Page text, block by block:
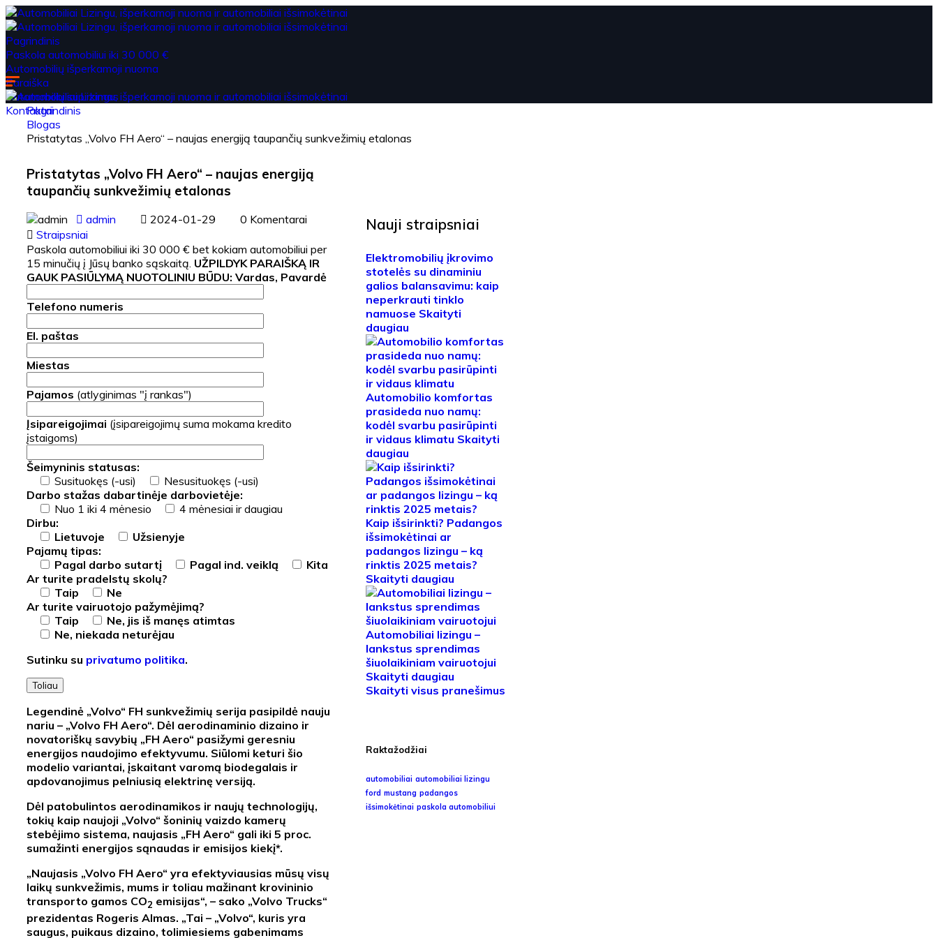
Pagrindinis
Paskola automobiliui iki 30 000 €
Automobilių išperkamoji nuoma
Paraiška
Automobilių supirkimas
Kontaktai
Pagrindinis
Blogas
Pristatytas „Volvo FH Aero“ – naujas energiją taupančių sunkvežimių etalonas
Pristatytas „Volvo FH Aero“ – naujas energiją
taupančių sunkvežimių etalonas
admin 2024-01-29
0 Komentarai
Straipsniai
Paskola automobiliui iki 30 000 € bet kokiam automobiliui per
15 minučių į Jūsų banko sąskaitą. UŽPILDYK PARAIŠKĄ IR
GAUK PASIŪLYMĄ NUOTOLINIU BŪDU: Vardas, Pavardė
Telefono numeris
El. paštas
Miestas
Pajamos (atlyginimas "į rankas")
Įsipareigojimai (įsipareigojimų suma mokama kredito
įstaigoms)
Šeimyninis statusas:
Susituokęs (-usi)
Nesusituokęs (-usi)
Darbo stažas dabartinėje darbovietėje:
Nuo 1 iki 4 mėnesio
4 mėnesiai ir daugiau
Dirbu:
Lietuvoje
Užsienyje
Pajamų tipas:
Pagal darbo sutartį
Pagal ind. veiklą
Kita
Ar turite pradelstų skolų?
Taip
Ne
Ar turite vairuotojo pažymėjimą?
Taip
Ne, jis iš manęs atimtas
Ne, niekada neturėjau
Sutinku su privatumo politika.
Toliau
Legendinė „Volvo“ FH sunkvežimių serija pasipildė nauju
nariu – „Volvo FH Aero“. Dėl aerodinaminio dizaino ir
novatoriškų savybių „FH Aero“ pasižymi geresniu
energijos naudojimo efektyvumu. Siūlomi keturi šio
modelio variantai, įskaitant varomą biodegalais ir
apdovanojimus pelniusią elektrinę versiją.
Dėl patobulintos aerodinamikos ir naujų technologijų,
tokių kaip naujoji „Volvo“ šoninių vaizdo kamerų
stebėjimo sistema, naujasis „FH Aero“ gali iki 5 proc.
sumažinti energijos sąnaudas ir emisijos kiekį*.
„Naujasis „Volvo FH Aero“ yra efektyviausias mūsų visų
laikų sunkvežimis, mums ir toliau mažinant krovininio
transporto gamos CO2 emisijas“, – sako „Volvo Trucks“
prezidentas Rogeris Almas. „Tai – „Volvo“, kuris yra
saugus, puikaus dizaino, tolimiesiems gabenimams
Nauji straipsniai
Elektromobilių įkrovimo
stotelės su dinaminiu
galios balansavimu: kaip
neperkrauti tinklo
namuose Skaityti
daugiau
Automobilio komfortas
prasideda nuo namų:
kodėl svarbu pasirūpinti
ir vidaus klimatu Skaityti
daugiau
Kaip išsirinkti? Padangos
išsimokėtinai ar
padangos lizingu – ką
rinktis 2025 metais?
Skaityti daugiau
Automobiliai lizingu –
lankstus sprendimas
šiuolaikiniam vairuotojui
Skaityti daugiau
Skaityti visus pranešimus
Raktažodžiai
automobiliai automobiliai lizingu
ford mustang padangos
išsimokėtinai paskola automobiliui